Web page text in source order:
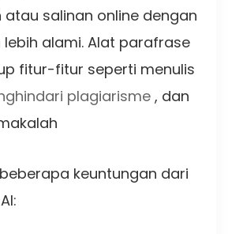
salinan online dengan
alami. Alat parafrase
fitur-fitur seperti menulis
plagiarisme, dan
keuntungan dari